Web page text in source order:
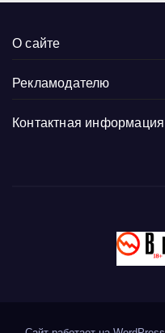
О сайте
Рекламодателю
Контактная информация